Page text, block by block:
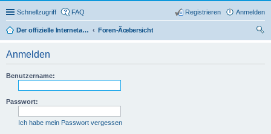
Schnellzugriff FAQ Anmelden
Registrieren
Der offizielle Internetauftritt des Fanfarenzugs Wiesloch
Foren-Ãœbersicht
Anmelden
Benutzername:
Passwort:
Ich habe mein Passwort vergessen